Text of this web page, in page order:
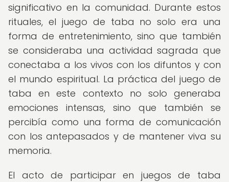
significativo en la comunidad. Durante estos
rituales, el juego de taba no solo era una
forma de entretenimiento, sino que también
se consideraba una actividad sagrada que
conectaba a los vivos con los difuntos y con
el mundo espiritual. La práctica del juego de
taba en este contexto no solo generaba
emociones intensas, sino que también se
percibía como una forma de comunicación
con los antepasados y de mantener viva su
memoria.
El acto de participar en juegos de taba